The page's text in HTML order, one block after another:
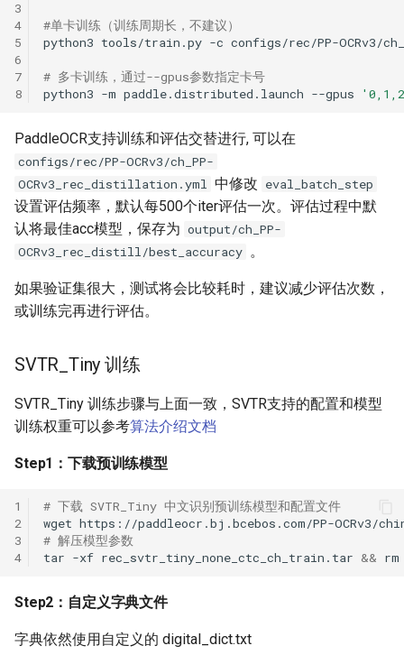
3
4
5
6
7
8
#单卡训练（训练周期长，不建议）
python3 tools/train.py -c configs/rec/PP-OCRv3/
# 多卡训练，通过--gpus参数指定卡号
python3 -m paddle.distributed.launch --gpus
PaddleOCR支持训练和评估交替进行, 可以在
configs/rec/PP-OCRv3/ch_PP-
OCRv3_rec_distillation.yml
中修改 eval_batch_step
设置评估频率，默认每500个iter评估一次。评估过程中默
认将最佳acc模型，保存为 output/ch_PP-
OCRv3_rec_distill/best_accuracy 。
如果验证集很大，测试将会比较耗时，建议减少评估次数，
或训练完再进行评估。
SVTR_Tiny 训练
SVTR_Tiny 训练步骤与上面一致，SVTR支持的配置和模型
训练权重可以参考算法介绍文档
Step1：下载预训练模型
1
2
3
4
# 下载 SVTR_Tiny 中文识别预训练模型和配置文件
wget
# 解压模型参数
tar -xf rec_svtr_tiny_none_ctc_ch_train.tar && rm
Step2：自定义字典文件
字典依然使用自定义的 digital_dict.txt